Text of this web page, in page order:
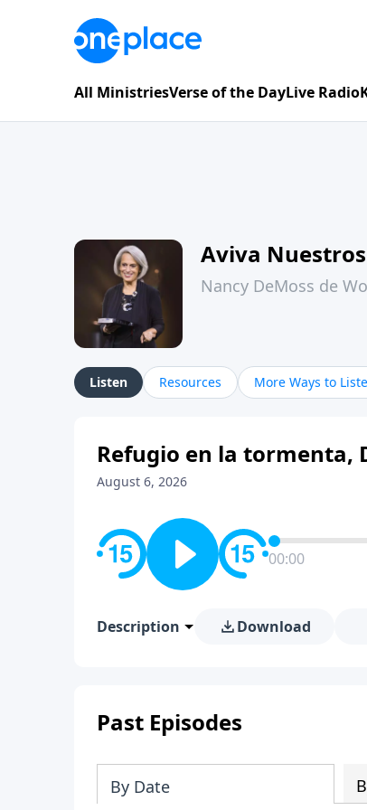
All MinistriesVerse of the DayLive Radio
Aviva
Nancy DeMoss de
Listen Resources More Ways to
Refugio en la tormenta,
August 6, 2026
00:00
Description Download
Past Episodes
By Date